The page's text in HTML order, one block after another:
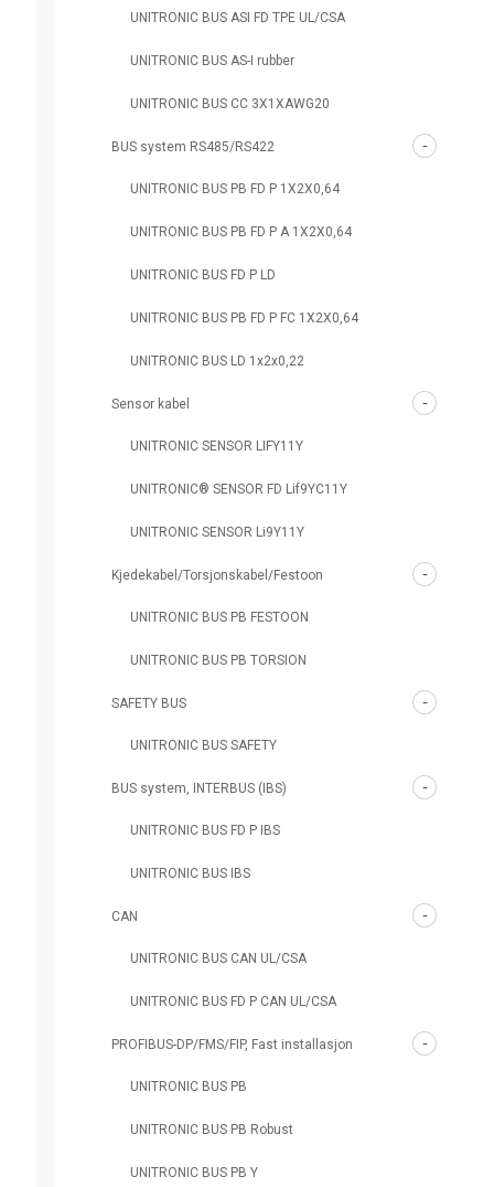
UNITRONIC BUS ASI FD TPE UL/CSA
UNITRONIC BUS AS-I rubber
UNITRONIC BUS CC 3X1XAWG20
BUS system RS485/RS422
UNITRONIC BUS PB FD P 1X2X0,64
UNITRONIC BUS PB FD P A 1X2X0,64
UNITRONIC BUS FD P LD
UNITRONIC BUS PB FD P FC 1X2X0,64
UNITRONIC BUS LD 1x2x0,22
Sensor kabel
UNITRONIC SENSOR LIFY11Y
UNITRONIC® SENSOR FD Lif9YC11Y
UNITRONIC SENSOR Li9Y11Y
Kjedekabel/Torsjonskabel/Festoon
UNITRONIC BUS PB FESTOON
UNITRONIC BUS PB TORSION
SAFETY BUS
UNITRONIC BUS SAFETY
BUS system, INTERBUS (IBS)
UNITRONIC BUS FD P IBS
UNITRONIC BUS IBS
CAN
UNITRONIC BUS CAN UL/CSA
UNITRONIC BUS FD P CAN UL/CSA
PROFIBUS-DP/FMS/FIP, Fast installasjon
UNITRONIC BUS PB
UNITRONIC BUS PB Robust
UNITRONIC BUS PB Y